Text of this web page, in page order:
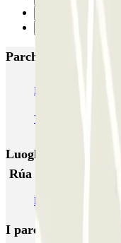
Parcheggi più
IC Fernando el
Vigo - Estación Vigo
Luoghi ed eventi
Rúa de Venezuela
Parcheggi
I parcheggi